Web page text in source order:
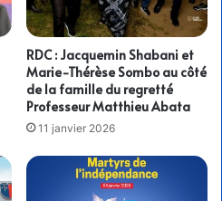
RDC : Jacquemin Shabani et
Marie-Thérèse Sombo au côté
de la famille du regretté
Professeur Matthieu Abata
11 janvier 2026